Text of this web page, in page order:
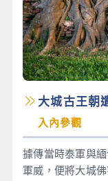
大城古王朝
入內參觀
據傳當時泰軍與
軍威，便將大城